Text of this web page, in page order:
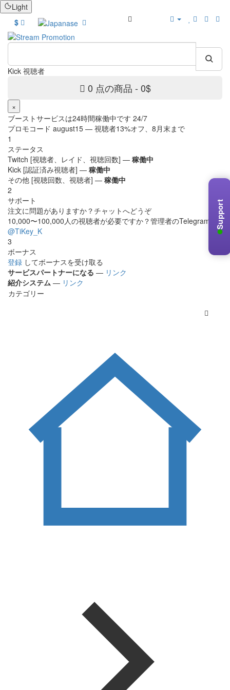
Light
Support
$
Kick 視聴
0 点の商品 - 0$
×
ブーストサービスは24時間稼働中です 24/7
プロモコード august15 — 視聴者13%オフ、8月末まで
1
ステータス
Twitch [視聴者、レイド、視聴回数] — 稼働中
Kick [認証済み視聴者] — 稼働中
その他 [視聴回数、視聴者] — 稼働中
2
サポート
注文に問題がありますか？チャットへどうぞ
10,000〜100,000人の視聴者が必要ですか？管理者のTelegram —
@TiKey_K
3
ボーナス
登録 してボーナスを受け取る
サービスパートナーになる — リンク
紹介システム — リンク
カテゴリー